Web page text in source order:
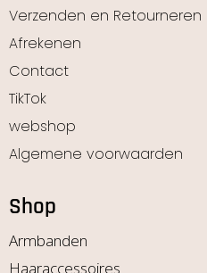
Verzenden en Retourneren
Afrekenen
Contact
TikTok
webshop
Algemene voorwaarden
Shop
Armbanden
Haaraccessoires